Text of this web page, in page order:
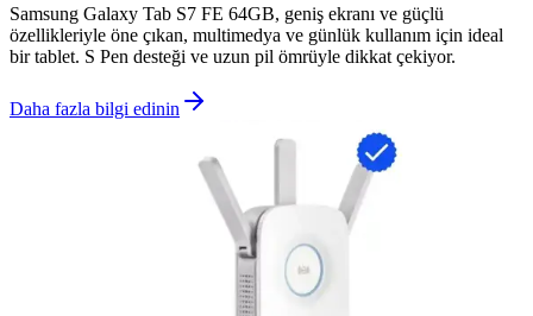
Samsung Galaxy Tab S7 FE 64GB, geniş ekranı ve güçlü
özellikleriyle öne çıkan, multimedya ve günlük kullanım için ideal
bir tablet. S Pen desteği ve uzun pil ömrüyle dikkat çekiyor.
Daha fazla bilgi edinin